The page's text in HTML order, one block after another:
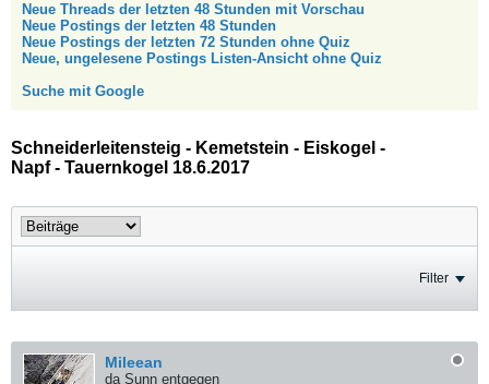
Neue Threads der letzten 48 Stunden mit Vorschau
Neue Postings der letzten 48 Stunden
Neue Postings der letzten 72 Stunden ohne Quiz
Neue, ungelesene Postings Listen-Ansicht ohne Quiz
Suche mit Google
Schneiderleitensteig - Kemetstein - Eiskogel -
Napf - Tauernkogel 18.6.2017
Filter
Mileean
da Sunn entgegen